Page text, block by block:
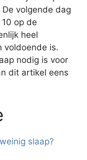
volgende dag
op de
heel
voldoende is.
nodig is voor
dit artikel eens
slaap?